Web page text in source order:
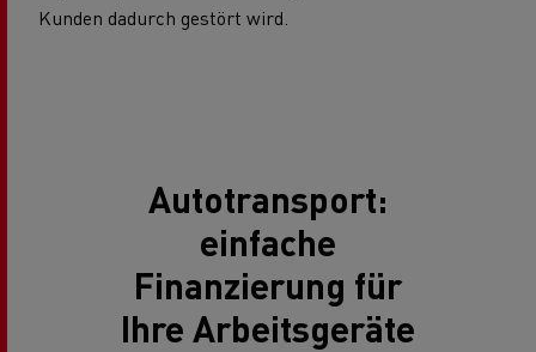
Kunden dadurch gestört wird.
Autotransport:
einfache
Finanzierung für
Ihre Arbeitsgeräte